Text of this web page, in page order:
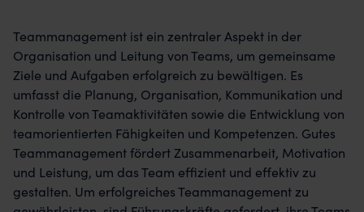
Teammanagement ist ein zentraler Aspekt in der
Organisation und Leitung von Teams, um gemeinsame
Ziele und Aufgaben erfolgreich zu bewältigen. Es
umfasst die Planung, Organisation, Kommunikation und
Kontrolle von Teamaktivitäten sowie die Entwicklung von
teamorientierten Fähigkeiten und Kompetenzen. Gutes
Teammanagement fördert Zusammenarbeit, Motivation
und Leistung, um das Team effizient und effektiv zu
gestalten. Um erfolgreiches Teammanagement zu